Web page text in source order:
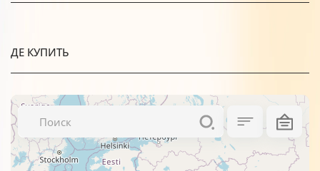
ДЕ КУПИТЬ